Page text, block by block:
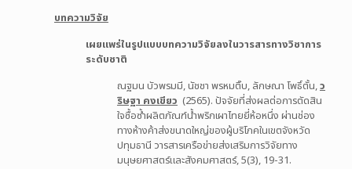
บทความวิจัย
เผยแพร่ในรูปแบบบทความวิจัยลงในวารสารทางวิชาการ
ระดับชาติ
ณฐมน บัวพรมมี, นัชชา พรหมติ๊บ, ลักษณา โพธิ์ตั้น,ว
ริษฐา คงเขียว (2565). ปัจจัยที่ส่งผลต่อการตัดสิน
ใจซื้อซ้ำผลิตภัณฑ์น้ำพริกเผาไทยยี่ห้อหนึ่ง ผ่านช่อง
ทางห้างค้าส่งขนาดใหญ่ของผู้บริโภคในเขตจังหวัด
ปทุมธานี วารสารเครือข่ายส่งเสริมการวิจัยทาง
มนุษยศาสตร์และสังคมศาสตร์, 5(3), 19-31.